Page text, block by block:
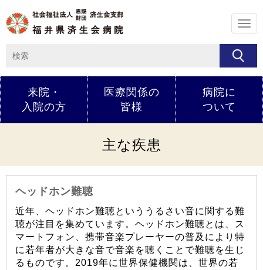
メ
ニ
ュ
来院・
入院の方
医療関係の
皆様
病院に
ついて
主な疾患
ヘッドホン難聴
近年、ヘッドホン難聴といううるさい音に関する難
聴が注目を集めています。ヘッドホン難聴とは、ス
マートフォン、携帯音楽プレーヤーの普及により特
に若年者が大きな音で音楽を聴くことで難聴を生じ
るものです。2019年に世界保健機関は、世界の若